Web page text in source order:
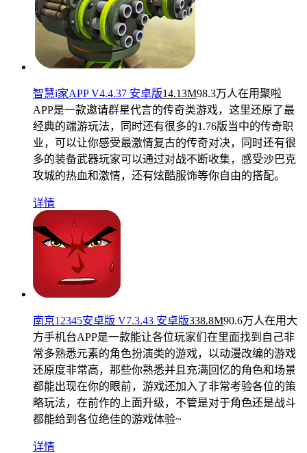
智慧i家APP V4.4.37 安卓版14.13M98.3万人在用聚啦
APP是一款邀请群星代言的传奇类游戏，这里还原了最
经典的端游玩法，同时还有很多的1.76版当中的传奇职
业，可以让你感受最激情复古的传奇对决，同时还有很
多的装备武器玩家可以通过对战不断收集，感受沙巴克
攻城的热血和激情，还有炫酷服饰等你自由的搭配。
详情
南京12345安卓版 V7.3.43 安卓版338.8M90.6万人在用 大
方手机台APP是一款能让各位玩家们在里面找到自己非
常多熟悉元素的角色扮演类的游戏，以动漫改编的游戏
还原度非常高，那些你熟悉并且充满回忆的角色和场景
都能出现在你的眼前，游戏还加入了非常考验各位的策
略玩法，在前作的上面升级，不管是对于角色还是战斗
都能给到各位绝佳的游戏体验~
详情